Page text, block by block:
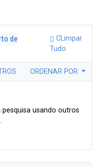
de
CLimpar
Tudo
ORDENAR POR
pesquisa usando outros